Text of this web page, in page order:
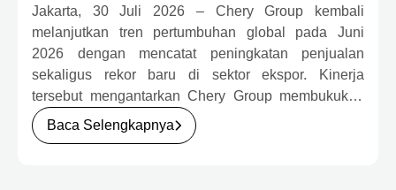
PENJUALAN CHERY GROUP
SEMESTER I 2026 TEMBUS 1,35
JUTA UNIT
Jakarta, 30 Juli 2026 – Chery Group kembali
melanjutkan tren pertumbuhan global pada Juni
2026 dengan mencatat peningkatan penjualan
sekaligus rekor baru di sektor ekspor. Kinerja
tersebut mengantarkan Chery Group membukukan
semester pertama terbaik sepanjang sejarah
perusahaan serta memperkuat daya saingnya di
Baca Selengkapnya